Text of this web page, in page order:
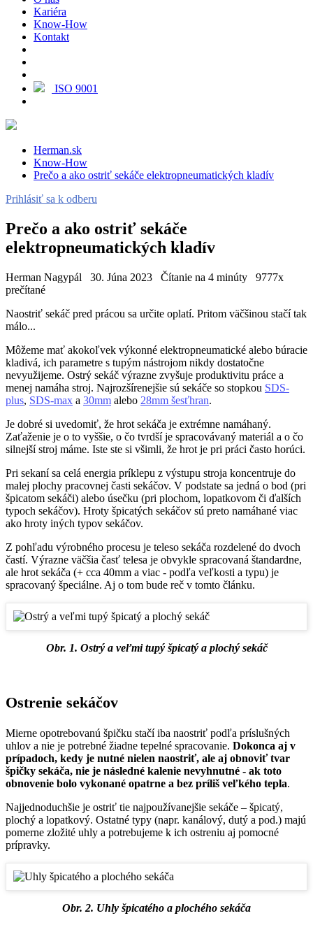
Kariéra
Know-How
Kontakt
ISO 9001
Herman.sk
Know-How
Prečo a ako ostriť sekáče elektropneumatických kladív
Prihlásiť sa k odberu
Prečo a ako ostriť sekáče
elektropneumatických kladív
Herman Nagypál 30. Júna 2023 Čítanie na 4 minúty
9777x
prečítané
Naostriť sekáč pred prácou sa určite oplatí. Pritom väčšinou stačí tak
málo...
Môžeme mať akokoľvek výkonné elektropneumatické alebo búracie
kladivá, ich parametre s tupým nástrojom nikdy dostatočne
nevyužijeme. Ostrý sekáč výrazne zvyšuje produktivitu práce a
menej namáha stroj. Najrozšírenejšie sú sekáče so stopkou SDS-
plus, SDS-max a 30mm alebo 28mm šesťhran.
Je dobré si uvedomiť, že hrot sekáča je extrémne namáhaný.
Zaťaženie je o to vyššie, o čo tvrdší je spracovávaný materiál a o čo
silnejší stroj máme. Iste ste si všimli, že hrot je pri práci často horúci.
Pri sekaní sa celá energia príklepu z výstupu stroja koncentruje do
malej plochy pracovnej časti sekáčov. V podstate sa jedná o bod (pri
špicatom sekáči) alebo úsečku (pri plochom, lopatkovom či ďalších
typoch sekáčov). Hroty špicatých sekáčov sú preto namáhané viac
ako hroty iných typov sekáčov.
Z pohľadu výrobného procesu je teleso sekáča rozdelené do dvoch
častí. Výrazne väčšia časť telesa je obvykle spracovaná štandardne,
ale hrot sekáča (+ cca 40mm a viac - podľa veľkosti a typu) je
spracovaný špeciálne. Aj o tom bude reč v tomto článku.
Obr. 1. Ostrý a veľmi tupý špicatý a plochý sekáč
Ostrenie sekáčov
Mierne opotrebovanú špičku stačí iba naostriť podľa príslušných
uhlov a nie je potrebné žiadne tepelné spracovanie. Dokonca aj v
prípadoch, kedy je nutné nielen naostriť, ale aj obnoviť tvar
špičky sekáča, nie je následné kalenie nevyhnutné - ak toto
obnovenie bolo vykonané opatrne a bez príliš veľkého tepla.
Najjednoduchšie je ostriť tie najpoužívanejšie sekáče – špicatý,
plochý a lopatkový. Ostatné typy (napr. kanálový, dutý a pod.) majú
pomerne zložité uhly a potrebujeme k ich ostreniu aj pomocné
prípravky.
Obr. 2. Uhly špicatého a plochého sekáča